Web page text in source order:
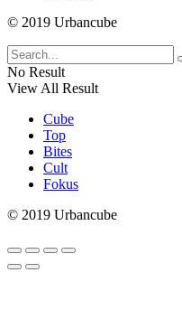
© 2019 Urbancube
No Result
View All Result
Cube
Top
Bites
Cult
Fokus
© 2019 Urbancube